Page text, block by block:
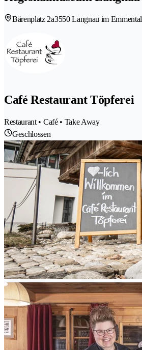
Bärenplatz 2a3550 Langnau im Emmental
Café Restaurant Töpferei
Restaurant • Café • Take Away
Geschlossen